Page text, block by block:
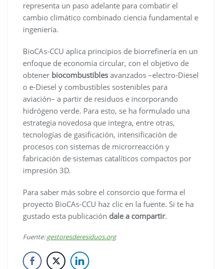
representa un paso adelante para combatir el
cambio climático combinado ciencia fundamental e
ingeniería.
BioCAs-CCU aplica principios de biorrefinería en un
enfoque de economía circular, con el objetivo de
obtener biocombustibles avanzados –electro-Diesel
o e-Diesel y combustibles sostenibles para
aviación– a partir de residuos e incorporando
hidrógeno verde. Para esto, se ha formulado una
estrategia novedosa que integra, entre otras,
tecnologías de gasificación, intensificación de
procesos con sistemas de microrreacción y
fabricación de sistemas catalíticos compactos por
impresión 3D.
Para saber más sobre el consorcio que forma el
proyecto BioCAs-CCU haz clic en la fuente. Si te ha
gustado esta publicación dale a compartir.
Fuente:gestoresderesiduos.org